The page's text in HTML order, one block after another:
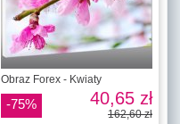
Obraz Forex - Kwiaty
-75% 40,65 zł
162,60 zł